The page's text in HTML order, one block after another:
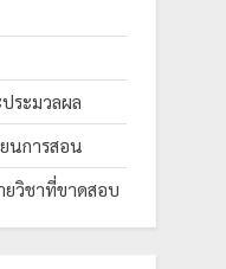
ระมวลผล
นการสอน
ยวิชาที่ขาดสอบ